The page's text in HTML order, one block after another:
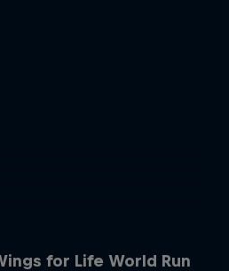
for Life World Run